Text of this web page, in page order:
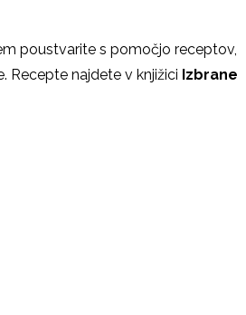
poustvarite s pomočjo receptov,
Recepte najdete v knjižici Izbrane